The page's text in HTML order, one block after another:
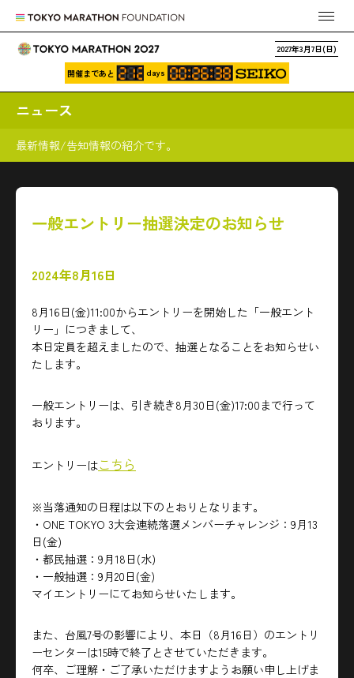
2027年3月7日(日)
開催まであと days
ニュース
最新情報/告知情報の紹介です。
一般エントリー抽選決定のお知らせ
2024年8月16日
8月16日(金)11:00からエントリーを開始した「一般エント
リー」につきまして、
本日定員を超えましたので、抽選となることをお知らせい
たします。
一般エントリーは、引き続き8月30日(金)17:00まで行って
おります。
エントリーはこちら
※当落通知の日程は以下のとおりとなります。
・ONE TOKYO 3大会連続落選メンバーチャレンジ：9月13
日(金)
・都民抽選：9月18日(水)
・一般抽選：9月20日(金)
マイエントリーにてお知らせいたします。
また、台風7号の影響により、本日（8月16日） のエントリ
ーセンターは15時で終了とさせていただきます。
何卒、ご理解・ご了承いただけますようお願い申し上げま